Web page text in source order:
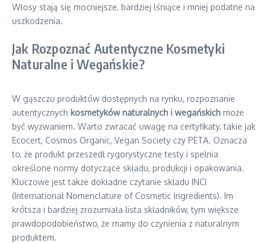
Włosy stają się mocniejsze, bardziej lśniące i mniej podatne na
uszkodzenia.
Jak Rozpoznać Autentyczne Kosmetyki
Naturalne i Wegańskie?
W gąszczu produktów dostępnych na rynku, rozpoznanie
autentycznych kosmetyków naturalnych i wegańskich może
być wyzwaniem. Warto zwracać uwagę na certyfikaty, takie jak
Ecocert, Cosmos Organic, Vegan Society czy PETA. Oznacza
to, że produkt przeszedł rygorystyczne testy i spełnia
określone normy dotyczące składu, produkcji i opakowania.
Kluczowe jest także dokładne czytanie składu INCI
(International Nomenclature of Cosmetic Ingredients). Im
krótsza i bardziej zrozumiała lista składników, tym większe
prawdopodobieństwo, że mamy do czynienia z naturalnym
produktem.